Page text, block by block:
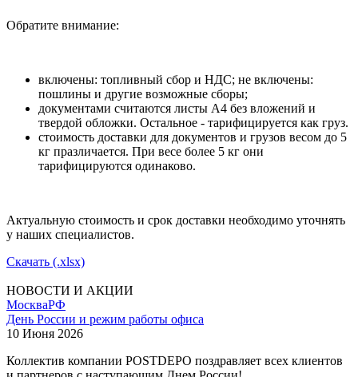
Обратите внимание:
включены: топливный сбор и НДС; не включены:
пошлины и другие возможные сборы;
документами считаются листы А4 без вложений и
твердой обложки. Остальное - тарифицируется как груз.
стоимость доставки для документов и грузов весом до 5
кг празличается. При весе более 5 кг они
тарифицируются одинаково.
Актуальную стоимость и срок доставки необходимо уточнять
у наших специалистов.
Скачать (.xlsx)
НОВОСТИ И АКЦИИ
МоскваРФ
День России и режим работы офиса
10 Июня 2026
Коллектив компании POSTDEPO поздравляет всех клиентов